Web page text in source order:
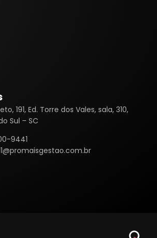
191, Ed. Torre dos Vales, sala, 310,
Sul – SC
9441